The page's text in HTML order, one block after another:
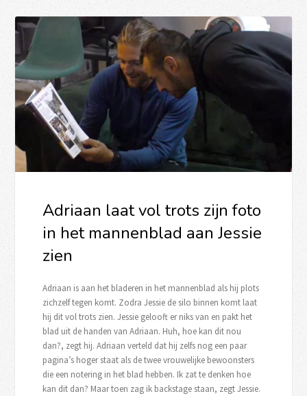
Adriaan laat vol trots zijn foto
in het mannenblad aan Jessie
zien
Adriaan is aan het bladeren in het mannenblad als hij plots
zichzelf tegen komt. Zodra Jessie de silo binnen komt laat
hij dit vol trots zien. Jessie gelooft er niks van en pakt het
blad uit de handen van Adriaan. Huh, hoe kan dit nou
dan?, zegt hij. Adriaan verteld dat hij zelfs nog een paar
pagina’s hoger staat als de twee vrouwelijke bewoonsters
die een notering in het blad hebben. Ik zat te denken hoe
kan dit dan? Maar toen zag ik backstage staan, zegt Jessie.